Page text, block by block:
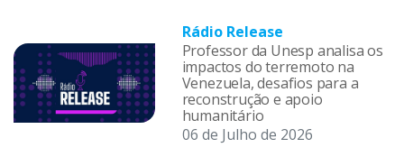
Rádio Release
Professor da Unesp analisa os
impactos do terremoto na
Venezuela, desafios para a
reconstrução e apoio
humanitário
06 de Julho de 2026